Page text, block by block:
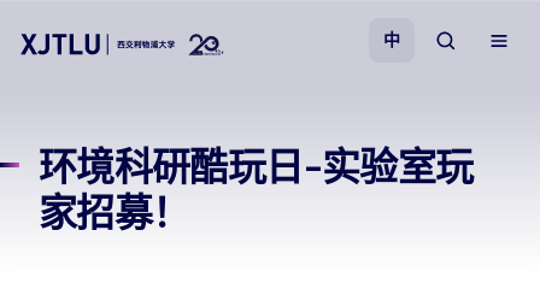
招生
中
环境科研酷玩日-实验室玩
家招募！